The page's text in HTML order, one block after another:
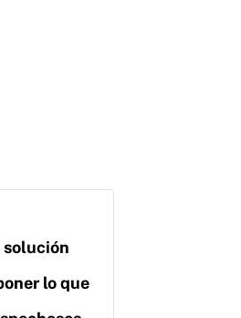
solución
lo que